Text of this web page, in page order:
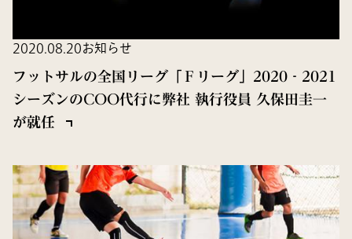
2020.08.20お知らせ
フットサルの全国リーグ「Ｆリーグ」2020‐2021
シーズンのCOO代行に弊社 執行役員 久保田圭一
が就任